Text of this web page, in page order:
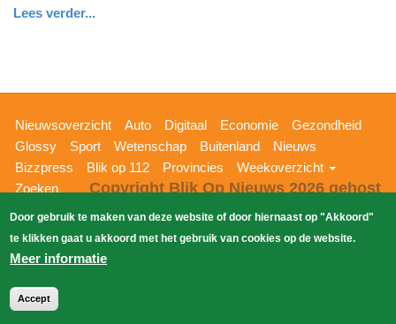
2025
16:33
Lees verder...
Hoofdnavigatie
Nieuwsoverzicht Auto Digitaal Economie
Gezondheid
Glossy
Sport Wetenschap Buitenland
Nieuws
Bizzpress
Blik op 112 Provincies
Weekoverzicht
Zoeken
Copyright Blik Op Nieuws 2026gehost
doorEK-Media.nl
Door gebruik te maken van deze website of door hiernaast op "Akkoord"
te klikken gaat u akkoord met het gebruik van cookies op de website.
Meer informatie
Accept